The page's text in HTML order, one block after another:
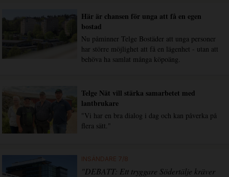
Här är chansen för unga att få en egen
bostad
Nu påminner Telge Bostäder att unga personer
har större möjlighet att få en lägenhet - utan att
behöva ha samlat många köpoäng.
Telge Nät vill stärka samarbetet med
lantbrukare
"Vi har en bra dialog i dag och kan påverka på
flera sätt."
INSÄNDARE 7/8
"DEBATT: Ett tryggare Södertälje kräver